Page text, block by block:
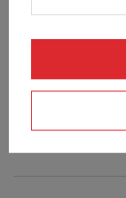
Śledzenie
Chcę
Chcę odstąpić